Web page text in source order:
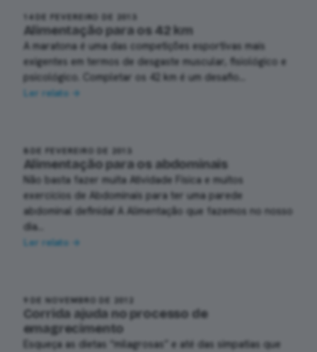
14 DE FEVEREIRO DE 2013
Alimentação para os 42 km
A maratona é uma das competições esportivas mais
exigentes em termos de desgaste muscular, fisiológico e
psicológico. Completar os 42 km é um desafio…
Ler relato →
8 DE FEVEREIRO DE 2013
Alimentação para os abdominais
Não basta fazer muita Atividade Física e muitos
exercícios de Abdominais para ter uma parede
abdominal definida! A Alimentação que fazemos no nosso
dia…
Ler relato →
9 DE NOVEMBRO DE 2012
Corrida ajuda no processo de
emagrecimento
Esqueça as dietas “milagrosas” e até das simpatias que